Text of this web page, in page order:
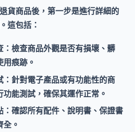
貨商品後，第一步是進行詳細的
。這包括：
檢查商品外觀是否有損壞、髒
痕跡。
針對電子產品或有功能性的商
功能測試，確保其運作正常。
確認所有配件、說明書、保證書
。